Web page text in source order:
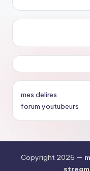
mes delires
forum youtubeurs
Copyright 2026 —